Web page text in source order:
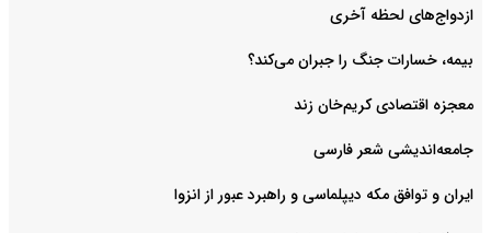
ازدواج‌های لحظه آخری
بیمه، خسارات جنگ را جبران می‌کند؟
معجزه اقتصادی کریم‌خان زند
جامعه‌اندیشی شعر فارسی
ایران و توافق مکه دیپلماسی و راهبرد عبور از انزوا